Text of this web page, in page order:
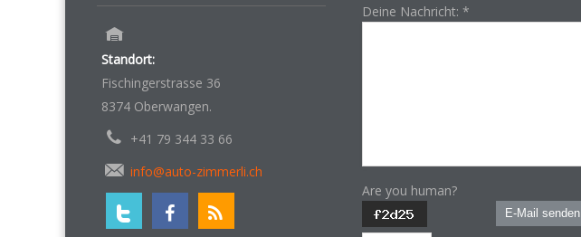
Standort:
Fischingerstrasse 36
8374 Oberwangen.
+41 79 344 33 66
info@auto-zimmerli.ch
Deine Nachricht: *
Are you human?
E-Mail senden